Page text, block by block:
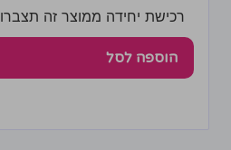
רכישת יחידה ממוצר זה תצברו 3 נקודות!
הוספה לסל